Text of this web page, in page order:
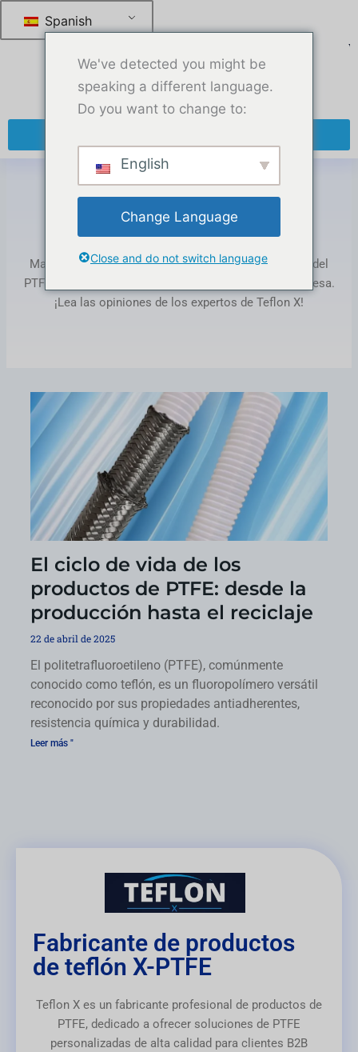
Spanish
Manténgase al día con las tendencias de la industria del
PTFE, consejos sobre productos y noticias de la empresa.
¡Lea las opiniones de los expertos de Teflon X!
El ciclo de vida de los
productos de PTFE: desde la
producción hasta el reciclaje
22 de abril de 2025
El politetrafluoroetileno (PTFE), comúnmente
conocido como teflón, es un fluoropolímero versátil
reconocido por sus propiedades antiadherentes,
resistencia química y durabilidad.
Leer más "
Fabricante de productos
de teflón X-PTFE
Teflon X es un fabricante profesional de productos de
PTFE, dedicado a ofrecer soluciones de PTFE
personalizadas de alta calidad para clientes B2B
We've detected you might be
speaking a different language.
Do you want to change to:
English
Change Language
Close and do not switch language